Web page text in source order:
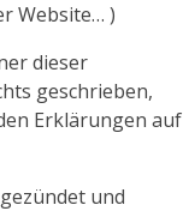
Website… )
dieser
geschrieben,
Erklärungen auf
und